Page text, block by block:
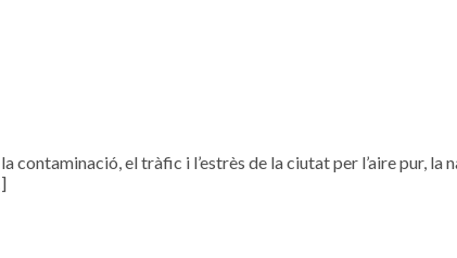
el tràfic i l’estrès de la ciutat per l’aire pur,